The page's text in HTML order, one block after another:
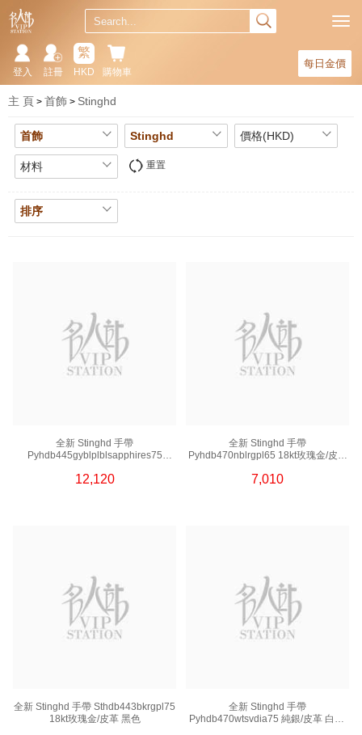
每日金價
購物車
繁
HKD
註冊
登入
主 頁 首飾 Stinghd
首飾 Stinghd 價格(HKD)
材料 重置
排序
全新 Stinghd 手帶
Pyhdb445gyblplblsapphires75
12,120
全新 Stinghd 手帶
Pyhdb470nblrgpl65 18kt玫瑰金/皮革
7,010
全新 Stinghd 手帶 Sthdb443bkrgpl75
18kt玫瑰金/皮革 黑色
全新 Stinghd 手帶
Pyhdb470wtsvdia75 純銀/皮革 白色/